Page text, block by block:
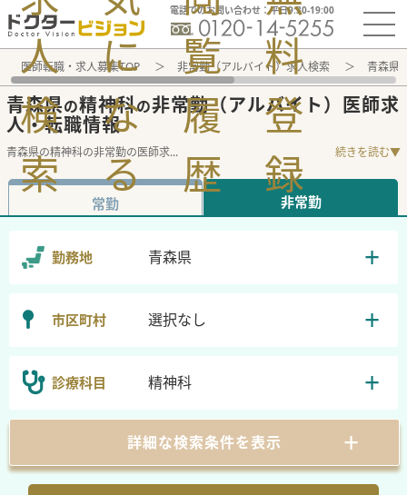
電話でのお問い合わせ：平日9:30-19:00
人
検
索
に
な
る
覧
履
歴
料
登
録
医師転職・求人募集TOP 非常勤（アルバイト）求人検索 青森県
青森県の精神科の非常勤（アルバイト）医師求
人・転職情報
青森県の精神科の非常勤の医師求... 続きを読む▼
常勤 非常勤
勤務地 青森県
市区町村 選択なし
診療科目 精神科
詳細な検索条件を表示